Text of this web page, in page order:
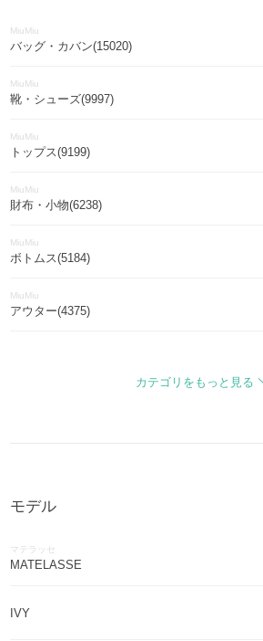
MiuMiu
バッグ・カバン(15020)
MiuMiu
靴・シューズ(9997)
MiuMiu
トップス(9199)
MiuMiu
財布・小物(6238)
MiuMiu
ボトムス(5184)
MiuMiu
アウター(4375)
MiuMiu
MiuMiu
MiuMiu
カテゴリをもっと見る
モデル
マテラッセ
MATELASSE
IVY